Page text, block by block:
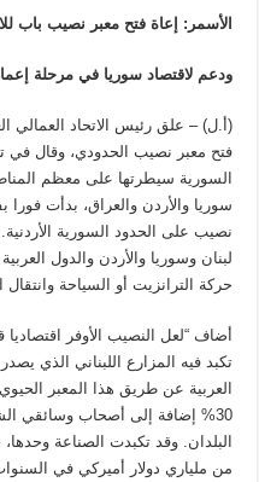
الأسمر: إعاة فتح معبر نصيب باب
ودعم لاقتصاد سوريا في مرحلة
(أ.ل) – علق رئيس الاتحاد العمالي
فتح معبر نصيب الحدودي، وقال في
السورية سيطرتها على معظم
سوريا والأردن والعراق، بدأت فورا
نصيب على الحدود السورية
لبنان وسوريا والأردن والدول
حركة الترانزيت أو السياحة
أضاف “لعل النصيب الأوفر
العربية عن طريق هذا المعبر
30% إضافة إلى أصحاب وسائقي
البلدان. وقد تكبدت الصناعة
من ملياري دولار أميركي في